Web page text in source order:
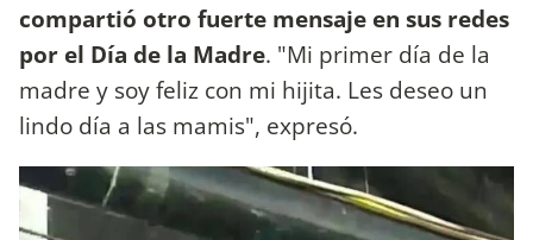
compartió otro fuerte mensaje en sus redes
por el Día de la Madre. "Mi primer día de la
madre y soy feliz con mi hijita. Les deseo un
lindo día a las mamis", expresó.